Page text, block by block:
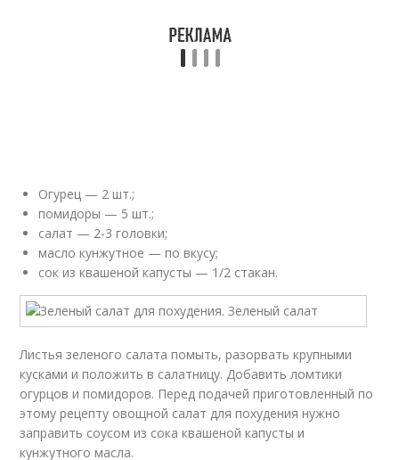
Огурец — 2 шт.;
помидоры — 5 шт.;
салат — 2-3 головки;
масло кунжутное — по вкусу;
сок из квашеной капусты — 1/2 стакан.
Листья зеленого салата помыть, разорвать крупными
кусками и положить в салатницу. Добавить ломтики
огурцов и помидоров. Перед подачей приготовленный по
этому рецепту овощной салат для похудения нужно
заправить соусом из сока квашеной капусты и
кунжутного масла.